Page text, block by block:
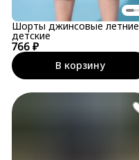
766 ₽
Шорты джинсовые летние
детские
В корзину